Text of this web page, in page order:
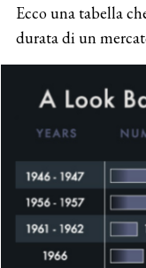
Ecco una tabella
durata di un